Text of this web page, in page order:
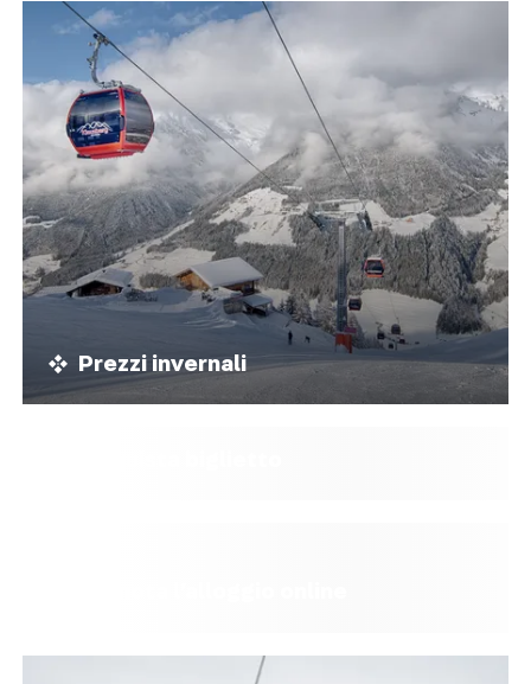
Prezzi invernali